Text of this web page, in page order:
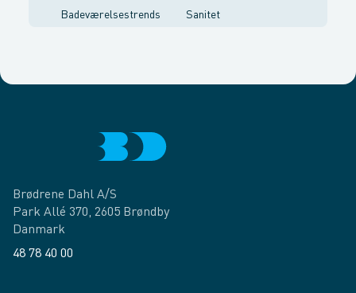
Badeværelsestrends Sanitet
Brødrene Dahl A/S
Park Allé 370, 2605 Brøndby
Danmark
48 78 40 00